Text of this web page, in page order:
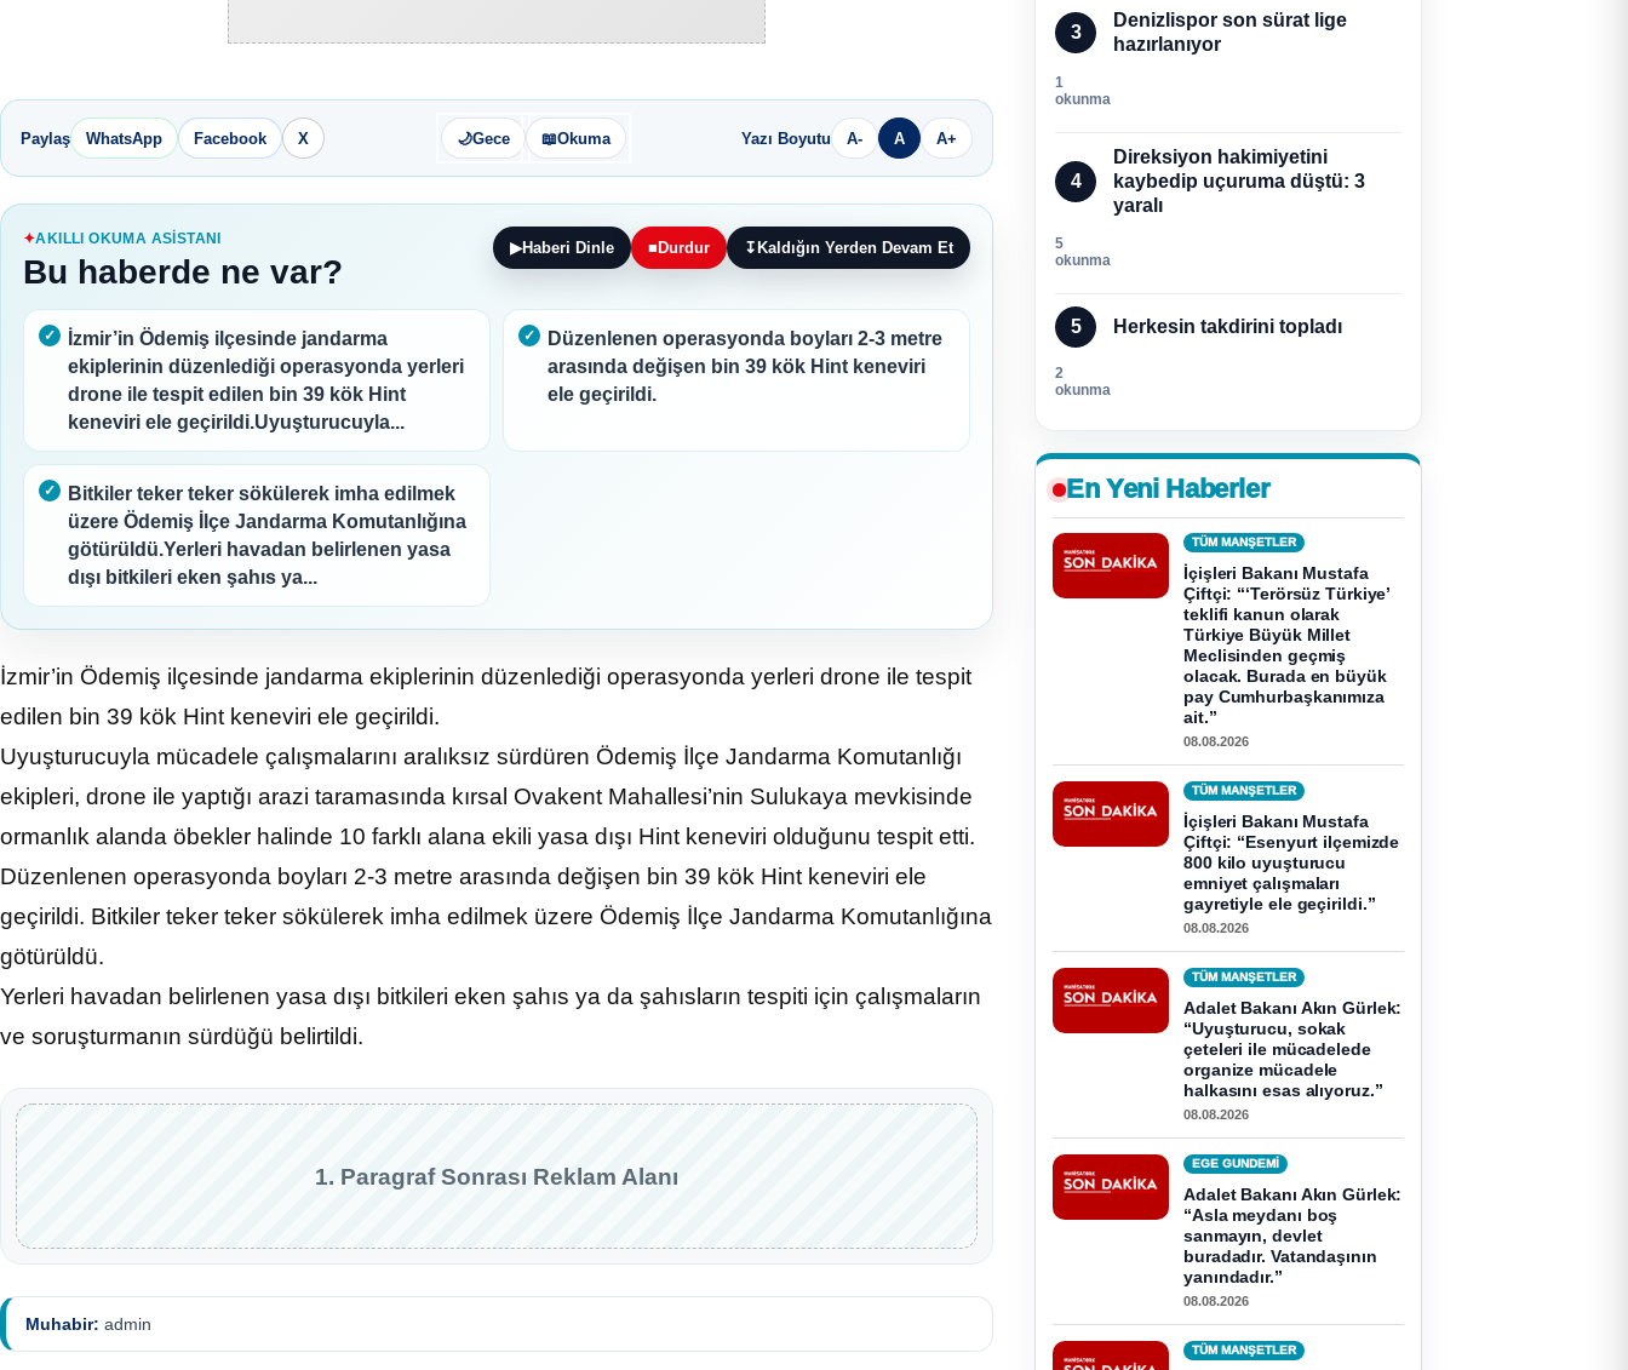
Paylaş WhatsApp Facebook X 🌙Gece 📖Okuma Yazı Boyutu A- A A+
AKILLI OKUMA ASISTANI
Bu haberde ne var?
▶Haberi Dinle ■ Durdur ↧ Kaldığın Yerden Devam Et
İzmir’in Ödemiş ilçesinde jandarma
ekiplerinin düzenlediği operasyonda yerleri
drone ile tespit edilen bin 39 kök Hint
keneviri ele geçirildi.Uyuşturucuyla...
Düzenlenen operasyonda boyları 2-3 metre
arasında değişen bin 39 kök Hint keneviri
ele geçirildi.
Bitkiler teker teker sökülerek imha edilmek
üzere Ödemiş İlçe Jandarma Komutanlığına
götürüldü.Yerleri havadan belirlenen yasa
dışı bitkileri eken şahıs ya...
İzmir’in Ödemiş ilçesinde jandarma ekiplerinin düzenlediği operasyonda yerleri drone ile tespit
edilen bin 39 kök Hint keneviri ele geçirildi.
Uyuşturucuyla mücadele çalışmalarını aralıksız sürdüren Ödemiş İlçe Jandarma Komutanlığı
ekipleri, drone ile yaptığı arazi taramasında kırsal Ovakent Mahallesi’nin Sulukaya mevkisinde
ormanlık alanda öbekler halinde 10 farklı alana ekili yasa dışı Hint keneviri olduğunu tespit etti.
Düzenlenen operasyonda boyları 2-3 metre arasında değişen bin 39 kök Hint keneviri ele
geçirildi. Bitkiler teker teker sökülerek imha edilmek üzere Ödemiş İlçe Jandarma Komutanlığına
götürüldü.
Yerleri havadan belirlenen yasa dışı bitkileri eken şahıs ya da şahısların tespiti için çalışmaların
ve soruşturmanın sürdüğü belirtildi.
1. Paragraf Sonrası Reklam Alanı
Muhabir: admin
3
Denizlispor son sürat lige
hazırlanıyor
1
okunma
4
Direksiyon hakimiyetini
kaybedip uçuruma düştü: 3
yaralı
5
okunma
5 Herkesin takdirini topladı
2
okunma
En Yeni Haberler
TÜM MANŞETLER
İçişleri Bakanı Mustafa
Çiftçi: “‘Terörsüz Türkiye’
teklifi kanun olarak
Türkiye Büyük Millet
Meclisinden geçmiş
olacak. Burada en büyük
pay Cumhurbaşkanımıza
ait.”
08.08.2026
TÜM MANŞETLER
İçişleri Bakanı Mustafa
Çiftçi: “Esenyurt ilçemizde
800 kilo uyuşturucu
emniyet çalışmaları
gayretiyle ele geçirildi.”
08.08.2026
TÜM MANŞETLER
Adalet Bakanı Akın Gürlek:
“Uyuşturucu, sokak
çeteleri ile mücadelede
organize mücadele
halkasını esas alıyoruz.”
08.08.2026
EGE GUNDEMİ
Adalet Bakanı Akın Gürlek:
“Asla meydanı boş
sanmayın, devlet
buradadır. Vatandaşının
yanındadır.”
08.08.2026
TÜM MANŞETLER